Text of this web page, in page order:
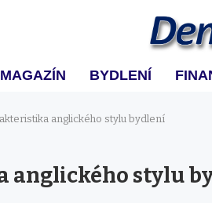
MAGAZÍN BYDLENÍ
anglického stylu bydlení
anglického stylu